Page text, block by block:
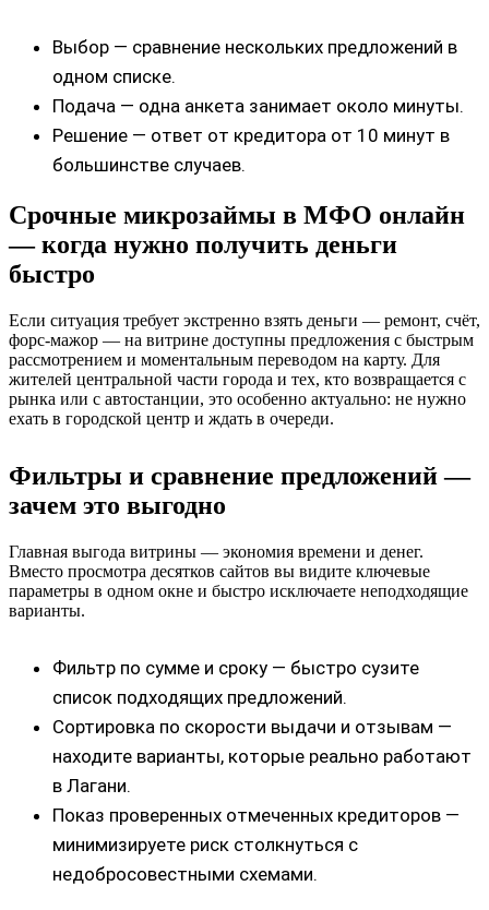
Выбор — сравнение нескольких предложений в
одном списке.
Подача — одна анкета занимает около минуты.
Решение — ответ от кредитора от 10 минут в
большинстве случаев.
Срочные микрозаймы в МФО онлайн
— когда нужно получить деньги
быстро
Если ситуация требует экстренно взять деньги — ремонт, счёт,
форс-мажор — на витрине доступны предложения с быстрым
рассмотрением и моментальным переводом на карту. Для
жителей центральной части города и тех, кто возвращается с
рынка или с автостанции, это особенно актуально: не нужно
ехать в городской центр и ждать в очереди.
Фильтры и сравнение предложений —
зачем это выгодно
Главная выгода витрины — экономия времени и денег.
Вместо просмотра десятков сайтов вы видите ключевые
параметры в одном окне и быстро исключаете неподходящие
варианты.
Фильтр по сумме и сроку — быстро сузите
список подходящих предложений.
Сортировка по скорости выдачи и отзывам —
находите варианты, которые реально работают
в Лагани.
Показ проверенных отмеченных кредиторов —
минимизируете риск столкнуться с
недобросовестными схемами.